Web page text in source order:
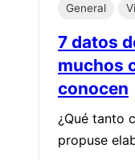
General
7 datos
muchos
conocen
¿Qué tanto
propuse